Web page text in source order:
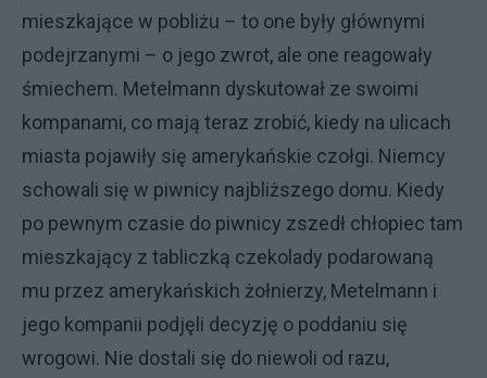
mieszkające w pobliżu – to one były głównymi
podejrzanymi – o jego zwrot, ale one reagowały
śmiechem. Metelmann dyskutował ze swoimi
kompanami, co mają teraz zrobić, kiedy na ulicach
miasta pojawiły się amerykańskie czołgi. Niemcy
schowali się w piwnicy najbliższego domu. Kiedy
po pewnym czasie do piwnicy zszedł chłopiec tam
mieszkający z tabliczką czekolady podarowaną
mu przez amerykańskich żołnierzy, Metelmann i
jego kompanii podjęli decyzję o poddaniu się
wrogowi. Nie dostali się do niewoli od razu,